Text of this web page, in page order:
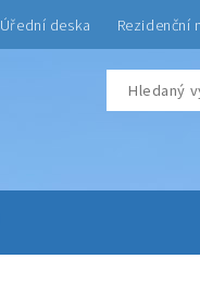
Úřední deska Rezidenční